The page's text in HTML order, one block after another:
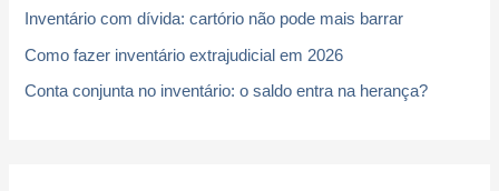
o
r
:
Inventário com dívida: cartório não pode mais barrar
Como fazer inventário extrajudicial em 2026
Conta conjunta no inventário: o saldo entra na herança?